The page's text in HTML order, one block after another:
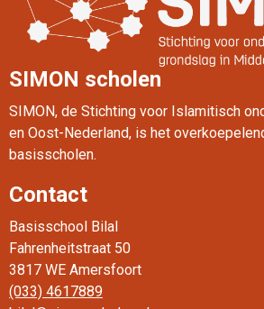
SIMON scholen
SIMON, de Stichting voor Islamitisch
en Oost-Nederland, is het
basisscholen.
Contact
Basisschool Bilal
Fahrenheitstraat 50
3817 WE Amersfoort
(033) 4617889